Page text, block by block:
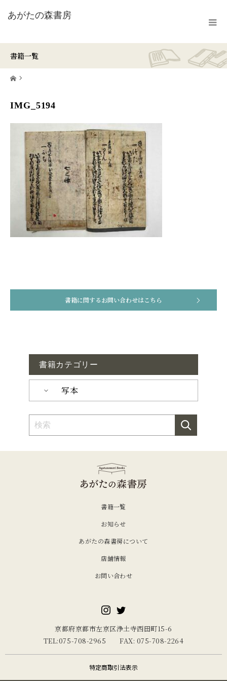
書籍一覧
ホーム
IMG_5194
書籍に関するお問い合わせはこちら
書籍カテゴリー
写本
書籍一覧
お知らせ
あがたの森書房について
店舗情報
お問い合わせ
京都府京都市左京区浄土寺西田町15-6
TEL:075-708-2965 FAX: 075-708-2264
特定商取引法表示